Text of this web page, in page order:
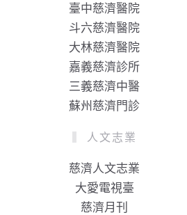
臺中慈濟醫院
斗六慈濟醫院
大林慈濟醫院
嘉義慈濟診所
三義慈濟中醫
蘇州慈濟門診
人文志業
慈濟人文志業
大愛電視臺
慈濟月刊